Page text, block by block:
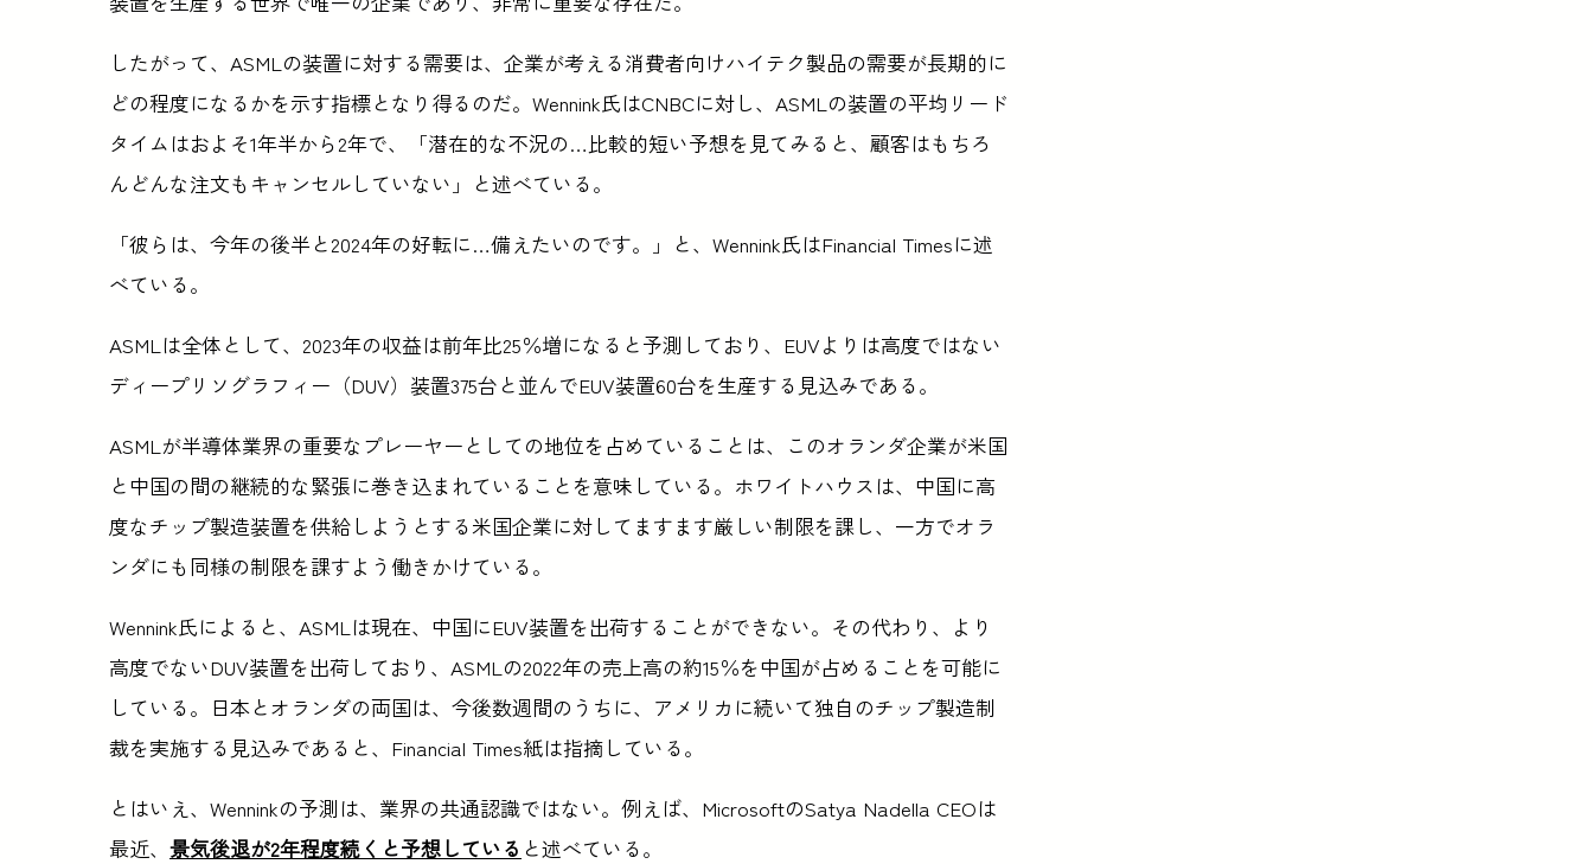
したがって、ASMLの装置に対する需要は、企業が考える消費者向けハイテク製品の需要が長期的に
どの程度になるかを示す指標となり得るのだ。Wennink氏はCNBCに対し、ASMLの装置の平均リード
タイムはおよそ1年半から2年で、「潜在的な不況の…比較的短い予想を見てみると、顧客はもちろ
んどんな注文もキャンセルしていない」と述べている。
「彼らは、今年の後半と2024年の好転に…備えたいのです。」と、Wennink氏はFinancial Timesに述
べている。
ASMLは全体として、2023年の収益は前年比25％増になると予測しており、EUVよりは高度ではない
ディープリソグラフィー（DUV）装置375台と並んでEUV装置60台を生産する見込みである。
ASMLが半導体業界の重要なプレーヤーとしての地位を占めていることは、このオランダ企業が米国
と中国の間の継続的な緊張に巻き込まれていることを意味している。ホワイトハウスは、中国に高
度なチップ製造装置を供給しようとする米国企業に対してますます厳しい制限を課し、一方でオラ
ンダにも同様の制限を課すよう働きかけている。
Wennink氏によると、ASMLは現在、中国にEUV装置を出荷することができない。その代わり、より
高度でないDUV装置を出荷しており、ASMLの2022年の売上高の約15％を中国が占めることを可能に
している。日本とオランダの両国は、今後数週間のうちに、アメリカに続いて独自のチップ製造制
裁を実施する見込みであると、Financial Times紙は指摘している。
とはいえ、Wenninkの予測は、業界の共通認識ではない。例えば、MicrosoftのSatya Nadella CEOは
最近、 景気後退が2年程度続くと予想している と述べている。